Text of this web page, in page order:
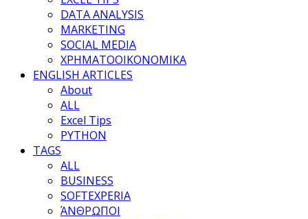
DATA ANALYSIS
MARKETING
SOCIAL MEDIA
ΧΡΗΜΑΤΟΟΙΚΟΝΟΜΙΚΑ
ENGLISH ARTICLES
About
ALL
Excel Tips
PYTHON
TAGS
ALL
BUSINESS
SOFTEXPERIA
ΆΝΘΡΩΠΟΙ